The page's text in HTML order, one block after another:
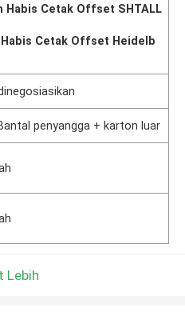
Habis Cetak Offset SHTALL
Habis Cetak Offset Heidelb
penyangga + karton luar
Lebih